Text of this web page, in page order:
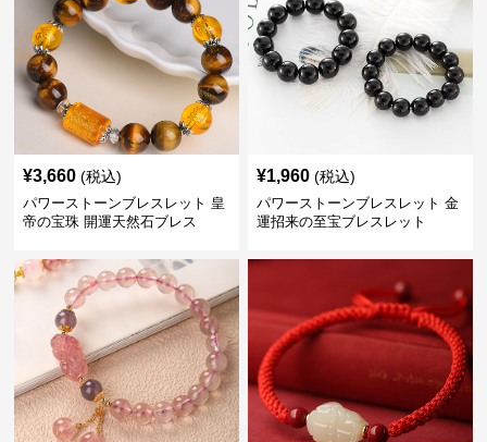
¥3,660 (税込)
パワーストーンブレスレット 皇
帝の宝珠 開運天然石ブレス
¥1,960 (税込)
パワーストーンブレスレット 金
運招来の至宝ブレスレット